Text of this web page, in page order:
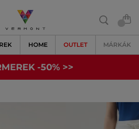
HOME OUTLET MÁRKÁK
-50% >>